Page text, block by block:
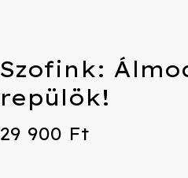
Szofink:
repülök!
29 900 Ft